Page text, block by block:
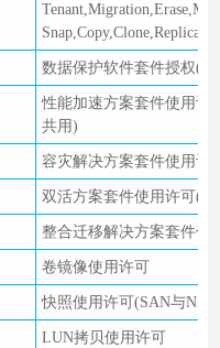
数据保护软件套件授权(含
性能加速方案套件使用许
共用)
容灾解决方案套件使用许
双活方案套件使用许可(含
整合迁移解决方案套件使
卷镜像使用许可
快照使用许可(SAN与
LUN拷贝使用许可